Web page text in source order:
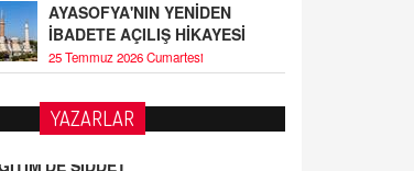
AYASOFYA'NIN YENİDEN
İBADETE AÇILIŞ HİKAYESİ
25 Temmuz 2026 Cumartesi
YAZARLAR